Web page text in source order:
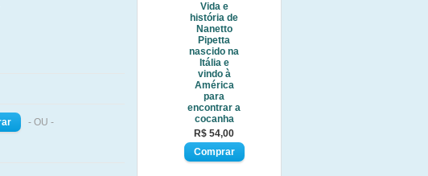
Vida e
história de
Nanetto
Pipetta
nascido na
Itália e
vindo à
América
para
encontrar a
cocanha
R$ 54,00
- OU -